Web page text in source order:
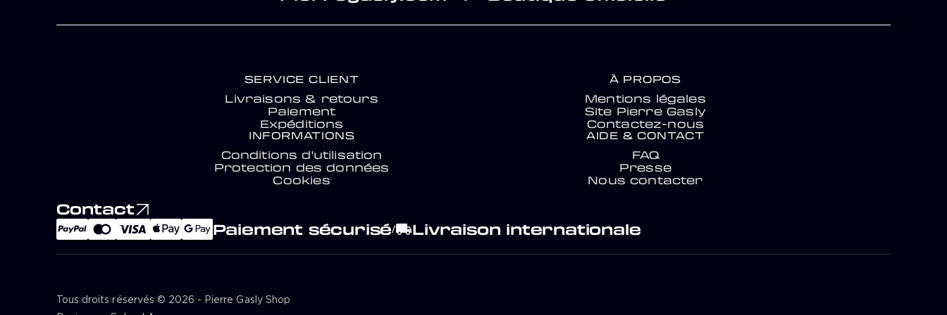
SERVICE CLIENT
Livraisons & retours
Paiement
Expéditions
À PROPOS
Mentions légales
Site Pierre Gasly
Contactez-nous
INFORMATIONS
Conditions d'utilisation
Protection des données
Cookies
AIDE & CONTACT
FAQ
Presse
Nous contacter
Contact
Paiement sécurisé/local_shippingLivraison internationale
Tous droits réservés © 2026 - Pierre Gasly Shop